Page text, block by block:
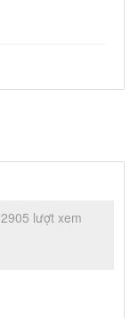
2905 lượt xem